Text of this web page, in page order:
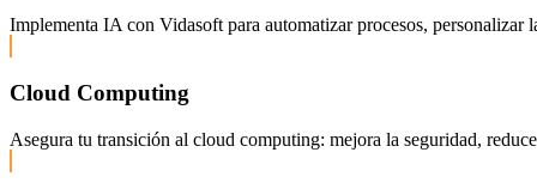
Implementa IA con Vidasoft para automatizar procesos,
Cloud Computing
Asegura tu transición al cloud computing: mejora la seguridad,